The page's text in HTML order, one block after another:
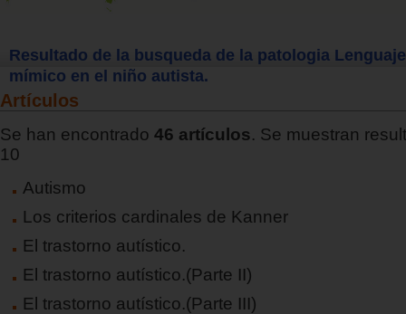
Resultado de la busqueda de la patologia
mímico en el niño autista.
Artículos
Se han encontrado 46 artículos. Se muestran
10
Autismo
Los criterios cardinales de Kanner
El trastorno autístico.
El trastorno autístico.(Parte II)
El trastorno autístico.(Parte III)